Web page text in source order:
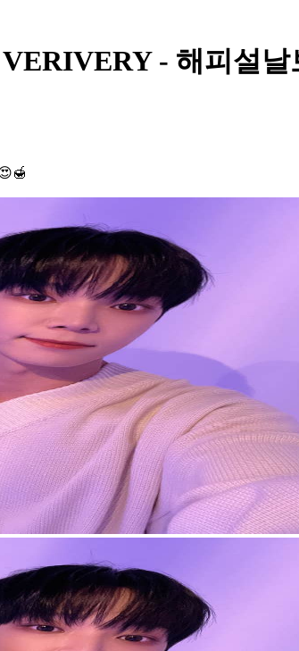
- 해피설